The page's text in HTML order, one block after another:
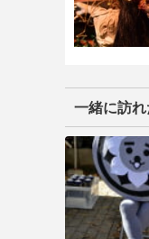
帯
※駐車料金・
一緒に訪